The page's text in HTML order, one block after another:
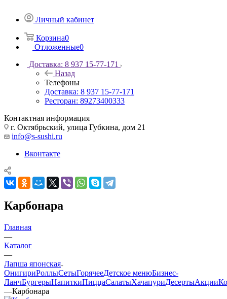
Личный кабинет
Корзина0
Отложенные0
Доставка: 8 937 15-77-171
Назад
Телефоны
Доставка: 8 937 15-77-171
Ресторан: 89273400333
Контактная информация
г. Октябрьский, улица Губкина, дом 21
info@s-sushi.ru
Вконтакте
Карбонара
Главная
—
Каталог
—
Лапша японская
ОнигириРоллыСетыГорячееДетское менюБизнес-
ЛанчБургерыНапиткиПиццаСалатыХачапуриДесертыАкции
—Карбонара